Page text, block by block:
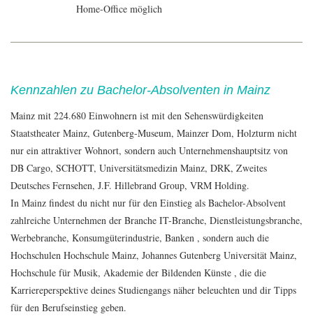
Home-Office möglich
Kennzahlen zu Bachelor-Absolventen in Mainz
Mainz mit 224.680 Einwohnern ist mit den Sehenswürdigkeiten
Staatstheater Mainz, Gutenberg-Museum, Mainzer Dom, Holzturm nicht
nur ein attraktiver Wohnort, sondern auch Unternehmenshauptsitz von
DB Cargo, SCHOTT, Universitätsmedizin Mainz, DRK, Zweites
Deutsches Fernsehen, J.F. Hillebrand Group, VRM Holding.
In Mainz findest du nicht nur für den Einstieg als Bachelor-Absolvent
zahlreiche Unternehmen der Branche IT-Branche, Dienstleistungsbranche,
Werbebranche, Konsumgüterindustrie, Banken , sondern auch die
Hochschulen Hochschule Mainz, Johannes Gutenberg Universität Mainz,
Hochschule für Musik, Akademie der Bildenden Künste , die die
Karriereperspektive deines Studiengangs näher beleuchten und dir Tipps
für den Berufseinstieg geben.